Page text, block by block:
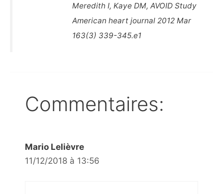
Meredith I, Kaye DM, AVOID Study
American heart journal 2012 Mar
163(3) 339-345.e1
Commentaires:
Mario Lelièvre
11/12/2018 à 13:56